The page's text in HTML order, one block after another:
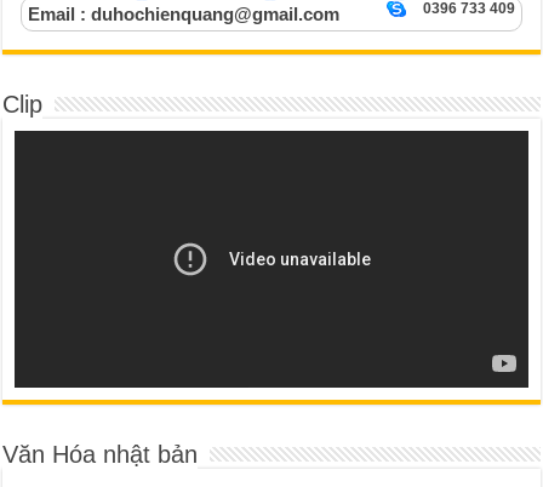
0396 733 409
Email : duhochienquang@gmail.com
Clip
Văn Hóa nhật bản